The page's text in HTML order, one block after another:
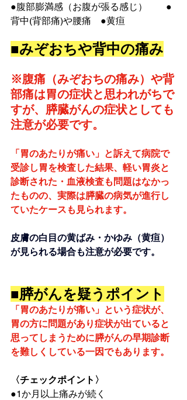
●腹部膨満感（お腹が張る感じ）　　●
背中(背部痛)や腰痛　●黄疸
■みぞおちや背中の痛み
※腹痛（みぞおちの痛み）や背
部痛は胃の症状と思われがちで
すが、膵臓がんの症状としても
注意が必要です。
「胃のあたりが痛い」と訴えて病院で
受診し胃を検査した結果、軽い胃炎と
診断された・血液検査も問題はなかっ
たものの、実際は膵臓の病気が進行し
ていたケースも見られます。
皮膚の白目の黄ばみ・かゆみ（黄疸）
が見られる場合も注意が必要です。
■膵がんを疑うポイント
「胃のあたりが痛い」という症状が、
胃の方に問題があり症状が出ていると
思ってしまうために膵がんの早期診断
を難しくしている一因でもあります。
〈チェックポイント〉
●1か月以上痛みが続く